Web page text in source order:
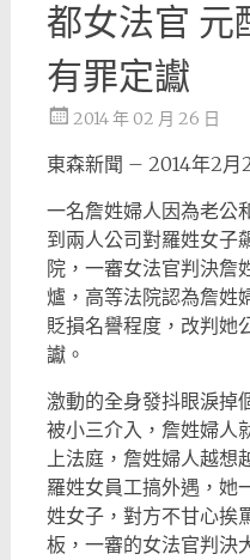
都女法官 元
有罪定讞
2014 年 02 月 26 日
東森新聞 – 2014年2月
一名詹姓婦人因為老公
到兩人公司對羅姓女子
院，一審女法官判決詹
爐，高等法院認為詹姓
貶損名譽程度，改判她
讞。
激動的全身發抖眼淚掉
被小三介入，詹姓婦人
上法庭，詹姓婦人越想
羅姓女員工搞外遇，她
姓女子，對方不甘心挨
板，一審的女法官判決